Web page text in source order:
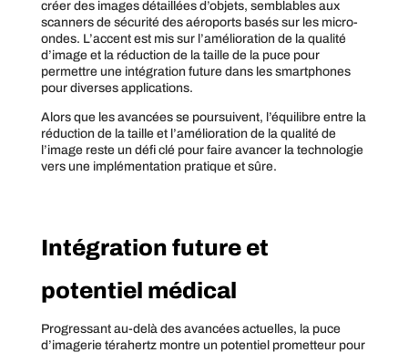
créer des images détaillées d’objets, semblables aux
scanners de sécurité des aéroports basés sur les micro-
ondes. L’accent est mis sur l’amélioration de la qualité
d’image et la réduction de la taille de la puce pour
permettre une intégration future dans les smartphones
pour diverses applications.
Alors que les avancées se poursuivent, l’équilibre entre la
réduction de la taille et l’amélioration de la qualité de
l’image reste un défi clé pour faire avancer la technologie
vers une implémentation pratique et sûre.
Intégration future et
potentiel médical
Progressant au-delà des avancées actuelles, la puce
d’imagerie térahertz montre un potentiel prometteur pour